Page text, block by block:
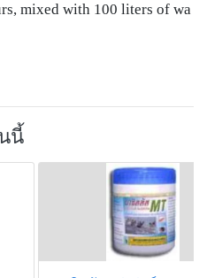
mixed with 100 liters of wa
นี้